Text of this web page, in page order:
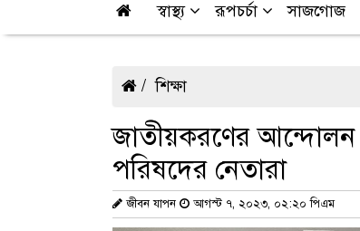
স্বাস্থ্য রূপচর্চা সাজগোজ
শিক্ষা
জাতীয়করণের আন্দোলন
পরিষদের নেতারা
জীবন যাপন আগস্ট ৭, ২০২৩, ০২:২০ পিএম